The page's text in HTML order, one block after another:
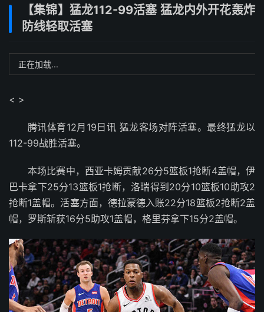
【集锦】猛龙112-99活塞 猛龙内外开花轰炸
防线轻取活塞
正在加载...
< >
腾讯体育12月19日讯 猛龙客场对阵活塞。最终猛龙以
112-99战胜活塞。
本场比赛中，西亚卡姆贡献26分5篮板1抢断4盖帽，伊
巴卡拿下25分13篮板1抢断，洛瑞得到20分10篮板10助攻2
抢断1盖帽。活塞方面，德拉蒙德入账22分18篮板2抢断2盖
帽，罗斯斩获16分5助攻1盖帽，格里芬拿下15分2盖帽。